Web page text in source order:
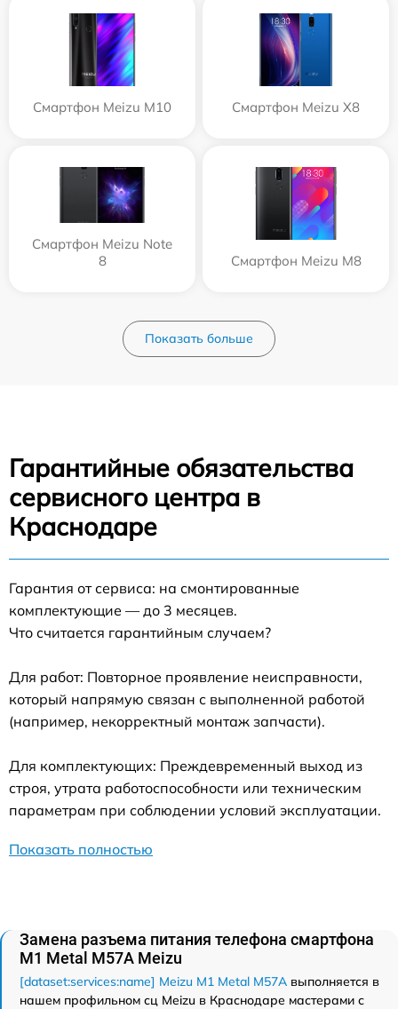
Смартфон Meizu M10 Смартфон Meizu X8
Смартфон Meizu Note
8
Смартфон Meizu M8
Показать больше
Гарантийные обязательства
сервисного центра в
Краснодаре
Гарантия от сервиса: на смонтированные
комплектующие — до 3 месяцев.
Что считается гарантийным случаем?
Для работ: Повторное проявление неисправности,
который напрямую связан с выполненной работой
(например, некорректный монтаж запчасти).
Для комплектующих: Преждевременный выход из
строя, утрата работоспособности или техническим
параметрам при соблюдении условий эксплуатации.
Показать полностью
Замена разъема питания телефона смартфона
M1 Metal M57A Meizu
[dataset:services:name] Meizu M1 Metal M57A выполняется в
нашем профильном сц Meizu в Краснодаре мастерами с